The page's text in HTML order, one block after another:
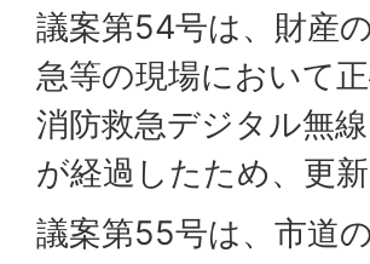
議案第54号は、財産
急等の現場において
消防救急デジタル無
が経過したため、更
議案第55号は、市道